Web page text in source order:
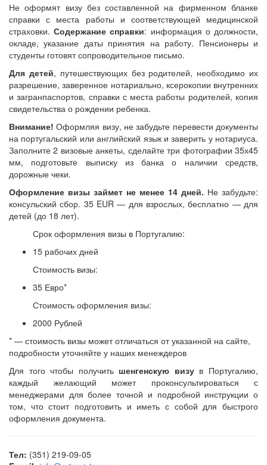
Не оформят визу без составленной на фирменном бланке
справки с места работы и соответствующей медицинской
страховки.Содержание справки: информация о должности,
окладе, указание даты принятия на работу. Пенсионеры и
студенты готовят сопроводительное письмо.
Для детей, путешествующих без родителей, необходимо их
разрешение, заверенное нотариально, ксерокопии внутренних
и загранпаспортов, справки с места работы родителей, копия
свидетельства о рождении ребенка.
Внимание! Оформляя визу, не забудьте перевести документы
на португальский или английский язык и заверить у нотариуса.
Заполните 2 визовые анкеты, сделайте три фотографии 35х45
мм, подготовьте выписку из банка о наличии средств,
дорожные чеки.
Оформление визы займет не менее 14 дней. Не забудьте:
консульский сбор. 35 EUR — для взрослых, бесплатно — для
детей (до 18 лет).
Срок оформления визы в Португалию:
15 рабочих дней
Стоимость визы:
35 Евро*
Стоимость оформления визы:
2000 Рублей
* — стоимость визы может отличаться от указанной на сайте,
подробности уточняйте у наших менеждеров
Для того чтобы получить шенгенскую визув Португалию,
каждый желающий может проконсультироваться с
менеджерами для более точной и подробной инструкции о
том, что стоит подготовить и иметь с собой для быстрого
оформления документа.
Тел: (351) 219-09-05